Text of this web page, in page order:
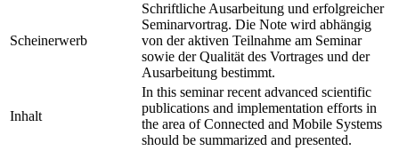
Scheinerwerb
Schriftliche Ausarbeitung und erfolgreicher
Seminarvortrag. Die Note wird abhängig
von der aktiven Teilnahme am Seminar
sowie der Qualität des Vortrages und der
Ausarbeitung bestimmt.
Inhalt
In this seminar recent advanced scientific
publications and implementation efforts in
the area of Connected and Mobile Systems
should be summarized and presented.